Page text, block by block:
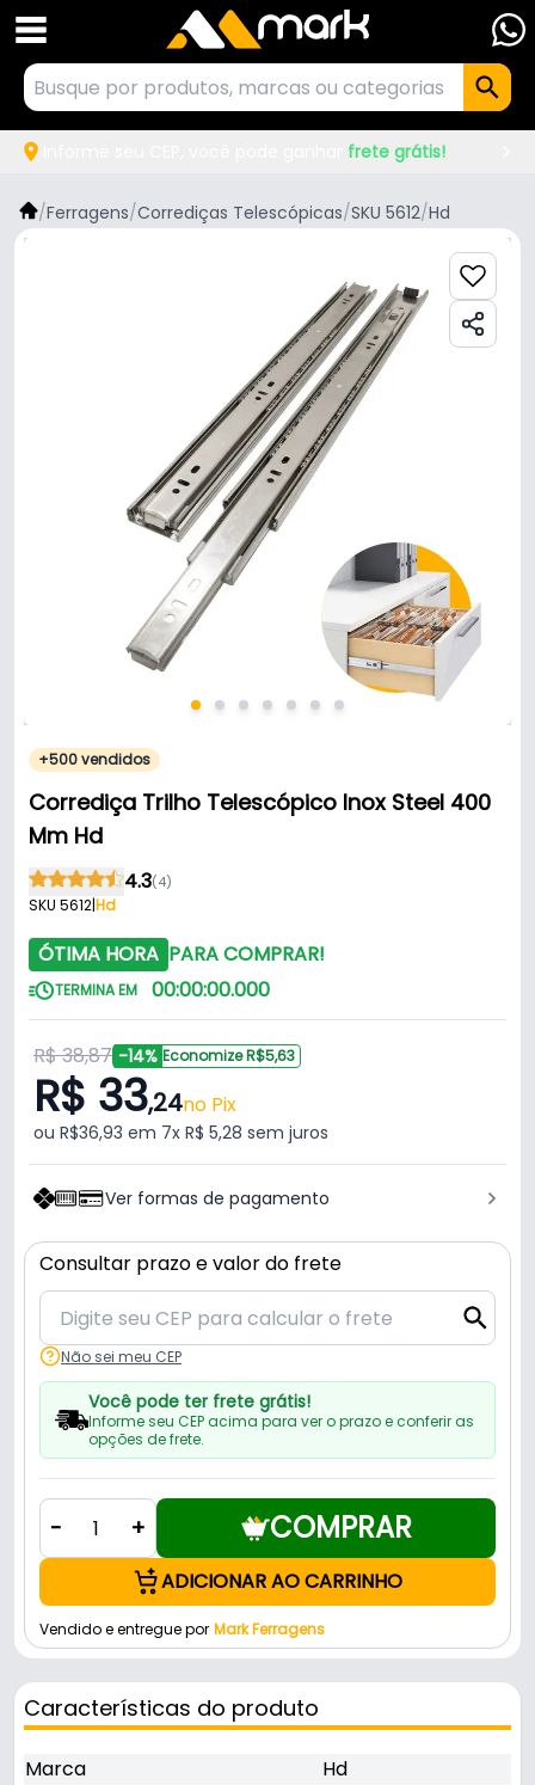
frete grátis!
/Ferragens/Corrediças Telescópicas/SKU 5612/Hd
+500 vendidos
Corrediça Trilho Telescópico Inox Steel 400
Mm Hd
4.3(4)
SKU 5612|Hd
ÓTIMA HORA PARA COMPRAR!
TERMINA EM 00:00:00.000
R$ 38,87 -14% Economize R$5,63
R$ 33,24no Pix
ou R$36,93 em 7x R$ 5,28 sem juros
Ver formas de pagamento
Consultar prazo e valor do frete
Não sei meu CEP
Você pode ter frete grátis!
Informe seu CEP acima para ver o prazo e conferir as
opções de frete.
- + COMPRAR
ADICIONAR AO CARRINHO
Vendido e entregue por Mark Ferragens
Características do produto
Marca
Hd